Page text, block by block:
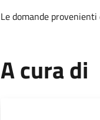
Le domande
A cura di